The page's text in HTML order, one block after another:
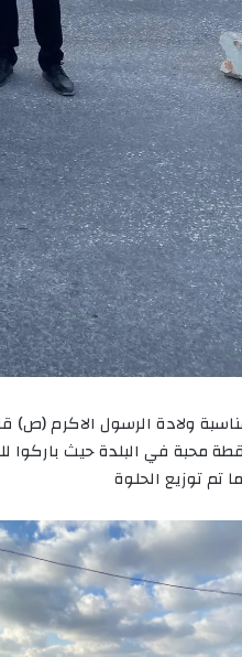
ولادة الرسول الاكرم
محبة في البلدة حيث باركوا
تم توزيع الحلوة